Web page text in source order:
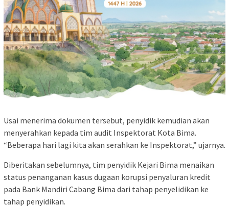
Usai menerima dokumen tersebut, penyidik kemudian akan
menyerahkan kepada tim audit Inspektorat Kota Bima.
“Beberapa hari lagi kita akan serahkan ke Inspektorat,” ujarnya.
Diberitakan sebelumnya, tim penyidik Kejari Bima menaikan
status penanganan kasus dugaan korupsi penyaluran kredit
pada Bank Mandiri Cabang Bima dari tahap penyelidikan ke
tahap penyidikan.